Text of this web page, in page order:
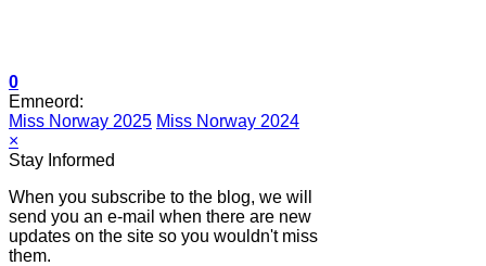
0
Emneord:
Miss Norway 2025 Miss Norway 2024
×
Stay Informed
When you subscribe to the blog, we will
send you an e-mail when there are new
updates on the site so you wouldn't miss
them.